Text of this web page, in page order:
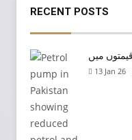
RECENT POSTS
13 Jan 26